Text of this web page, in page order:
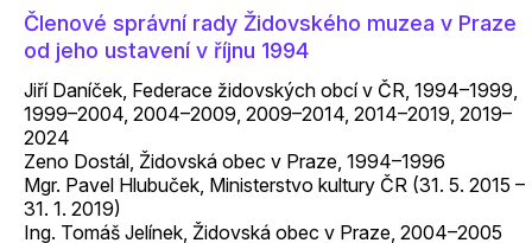
Členové správní rady Židovského muzea v Praze
od jeho ustavení v říjnu 1994
Jiří Daníček, Federace židovských obcí v ČR, 1994–1999,
1999–2004, 2004–2009, 2009–2014, 2014–2019, 2019–
2024
Zeno Dostál, Židovská obec v Praze, 1994–1996
Mgr. Pavel Hlubuček, Ministerstvo kultury ČR (31. 5. 2015 –
31. 1. 2019)
Ing. Tomáš Jelínek, Židovská obec v Praze, 2004–2005